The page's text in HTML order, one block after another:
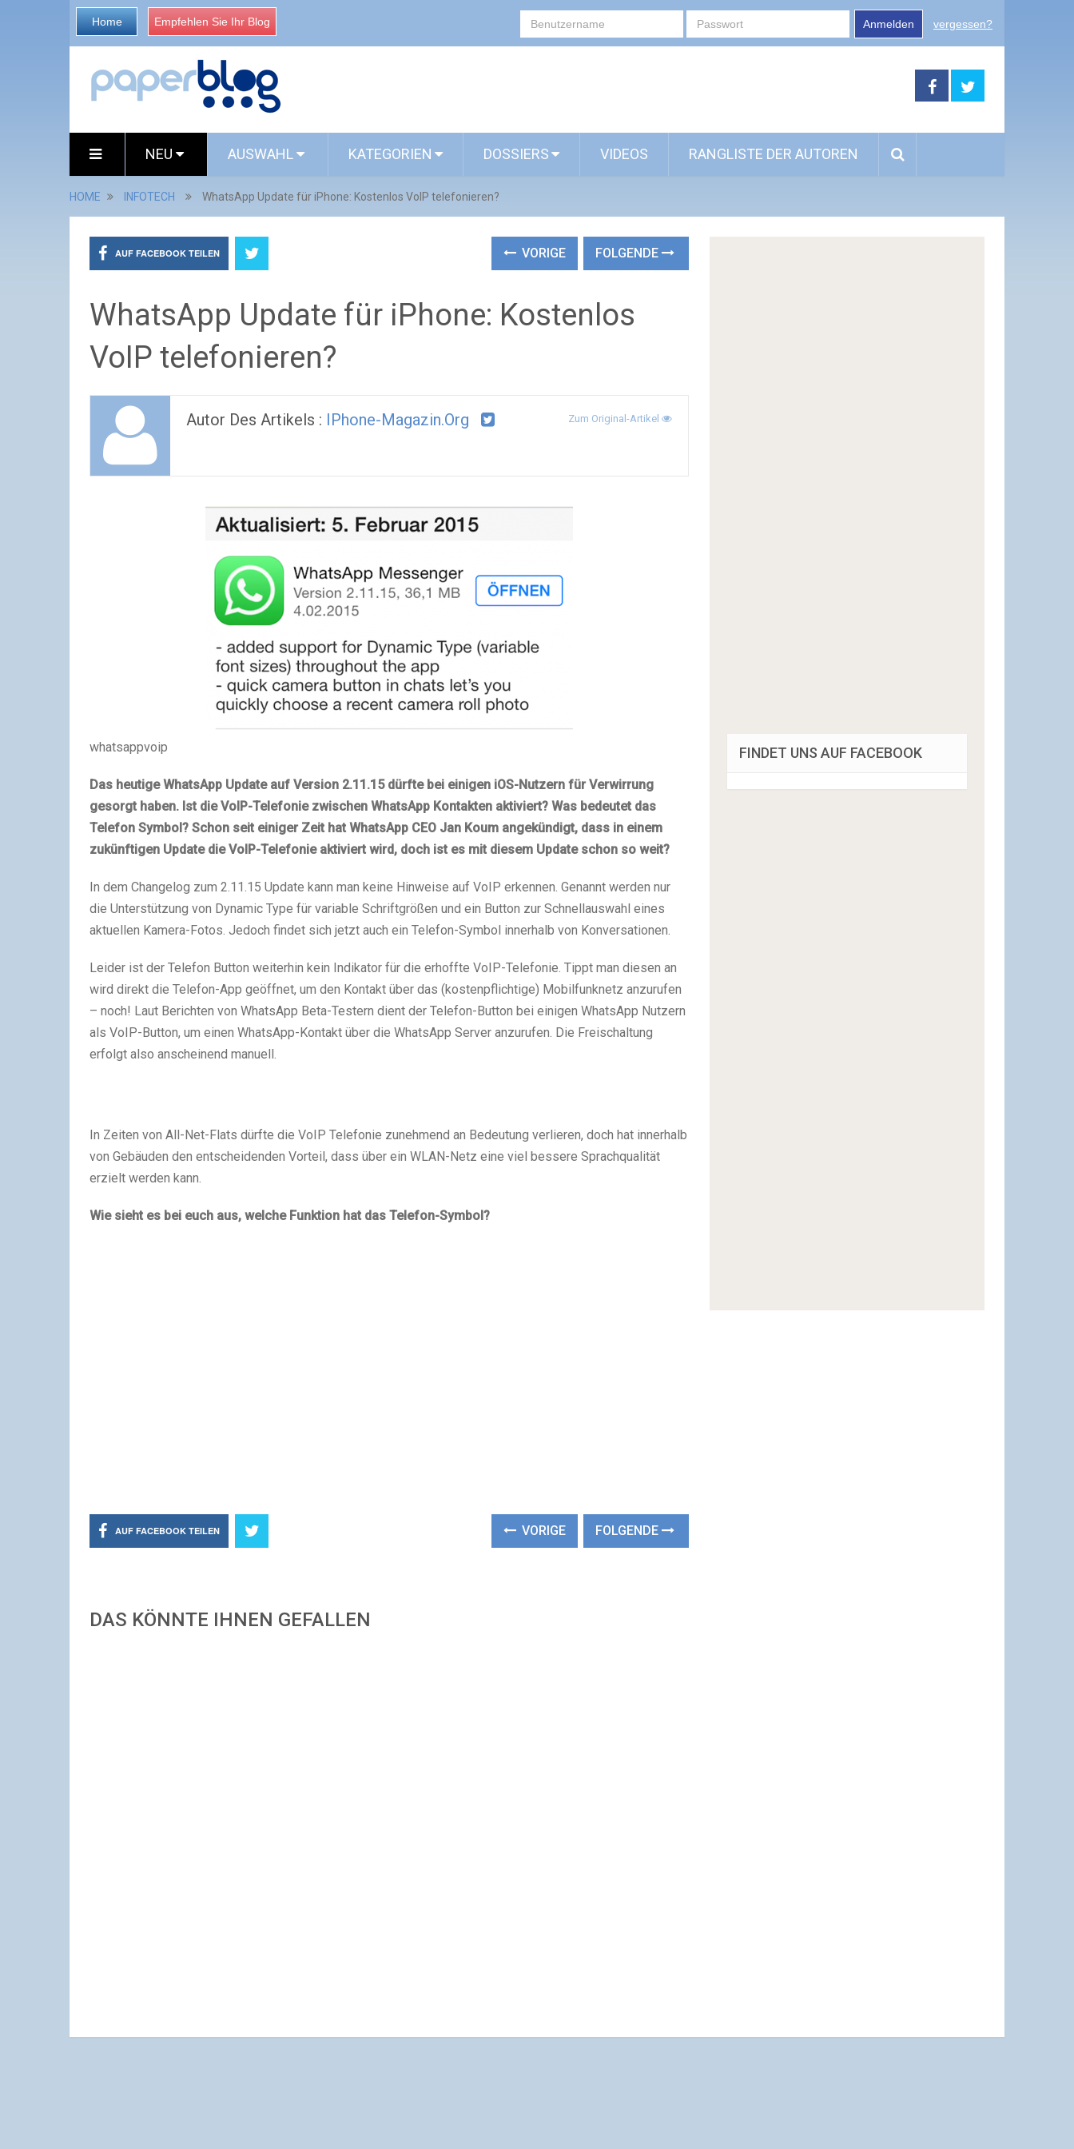
Home Empfehlen Sie Ihr Blog Anmelden vergessen?
NEU AUSWAHL KATEGORIEN DOSSIERS VIDEOS RANGLISTE DER AUTOREN
HOME INFOTECH WhatsApp Update für iPhone: Kostenlos VoIP telefonieren?
AUF FACEBOOK TEILEN VORIGE FOLGENDE
WhatsApp Update für iPhone: Kostenlos
VoIP telefonieren?
Autor Des Artikels : IPhone-Magazin.org Zum Original-Artikel
whatsappvoip
Das heutige WhatsApp Update auf Version 2.11.15 dürfte bei einigen iOS-Nutzern für Verwirrung
gesorgt haben. Ist die VoIP-Telefonie zwischen WhatsApp Kontakten aktiviert? Was bedeutet das
Telefon Symbol? Schon seit einiger Zeit hat WhatsApp CEO Jan Koum angekündigt, dass in einem
zukünftigen Update die VoIP-Telefonie aktiviert wird, doch ist es mit diesem Update schon so weit?
In dem Changelog zum 2.11.15 Update kann man keine Hinweise auf VoIP erkennen. Genannt werden nur
die Unterstützung von Dynamic Type für variable Schriftgrößen und ein Button zur Schnellauswahl eines
aktuellen Kamera-Fotos. Jedoch findet sich jetzt auch ein Telefon-Symbol innerhalb von Konversationen.
Leider ist der Telefon Button weiterhin kein Indikator für die erhoffte VoIP-Telefonie. Tippt man diesen an
wird direkt die Telefon-App geöffnet, um den Kontakt über das (kostenpflichtige) Mobilfunknetz anzurufen
– noch! Laut Berichten von WhatsApp Beta-Testern dient der Telefon-Button bei einigen WhatsApp Nutzern
als VoIP-Button, um einen WhatsApp-Kontakt über die WhatsApp Server anzurufen. Die Freischaltung
erfolgt also anscheinend manuell.
In Zeiten von All-Net-Flats dürfte die VoIP Telefonie zunehmend an Bedeutung verlieren, doch hat innerhalb
von Gebäuden den entscheidenden Vorteil, dass über ein WLAN-Netz eine viel bessere Sprachqualität
erzielt werden kann.
Wie sieht es bei euch aus, welche Funktion hat das Telefon-Symbol?
AUF FACEBOOK TEILEN VORIGE FOLGENDE
DAS KÖNNTE IHNEN GEFALLEN
FINDET UNS AUF FACEBOOK